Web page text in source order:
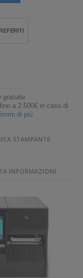
gratuita
a 2.500€ in caso di
di più
STAMPANTE
INFORMAZIONI